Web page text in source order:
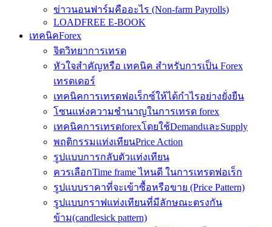
ข่าวนอนฟาร์มคืออะไร (Non-farm Payrolls)
LOADFREE E-BOOK
เทคนิคForex
จิตวิทยาการเทรด
หัวใจสำคัญหรือ เทคนิค สำหรับการเป็น Forex
เทรดเดอร์
เทคนิคการเทรดฟอเร็กซ์ให้ได้กำไรอย่างยั่งยืน
โซนแห่งความชำนาญในการเทรด forex
เทคนิคการเทรดforexโดยใช้DemandและSupply
พฤติกรรมแท่งเทียนPrice Action
รูปแบบการกลับตัวแท่งเทียน
ควรเลือกTime frame ไหนดี ในการเทรดฟอเร็ก
รูปแบบราคาที่จะเข้าซื้อหรือขาย (Price Pattern)
รูปแบบกราฟแท่งเทียนที่มีลักษณะตรงกัน
ข้าม(candlesick pattern)